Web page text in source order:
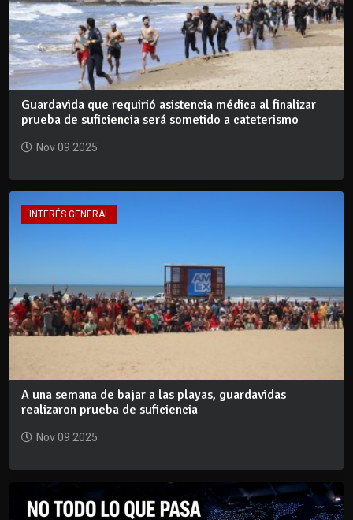
Guardavida que requirió asistencia médica al finalizar
prueba de suficiencia será sometido a cateterismo
Nov 09 2025
INTERÉS GENERAL
A una semana de bajar a las playas, guardavidas
realizaron prueba de suficiencia
Nov 09 2025